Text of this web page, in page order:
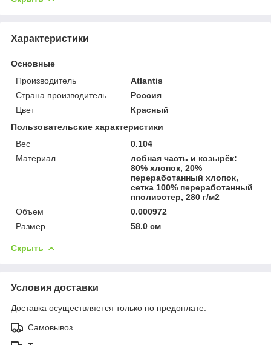
Характеристики
Основные
Производитель
Atlantis
Страна производитель
Россия
Цвет
Красный
Пользовательские характеристики
Вес
0.104
Материал
лобная часть и козырёк:
80% хлопок, 20%
переработанный хлопок,
сетка 100% переработанный
пполиэстер, 280 г/м2
Объем
0.000972
Размер
58.0 см
Скрыть
Условия доставки
Доставка осуществляется только по предоплате.
Самовывоз